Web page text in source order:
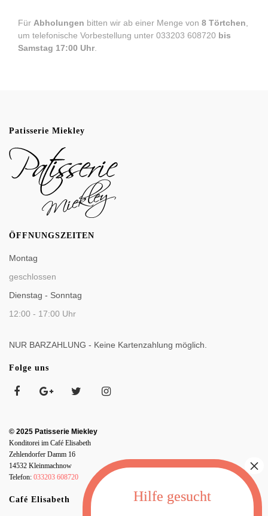
Für Abholungen bitten wir ab einer Menge von 8 Törtchen
um telefonische Vorbestellung unter 033203 608720 bis
Samstag 17:00 Uhr
Patisserie Miekley
ÖFFNUNGSZEITEN
Montag
geschlossen
Dienstag - Sonntag
12:00 - 17:00 Uhr
NUR BARZAHLUNG - Keine Kartenzahlung möglich.
Folge uns
© 2025 Patisserie Miekley
Konditorei im Café Elisabeth
Zehlendorfer Damm 16
14532 Kleinmachnow
Telefon: 033203 608720
Café Elisabeth